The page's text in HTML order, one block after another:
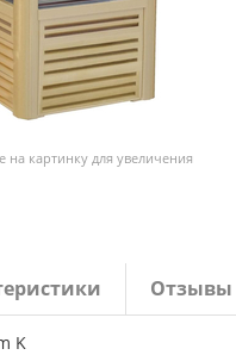
на картинку для увеличения
Отзывы
K